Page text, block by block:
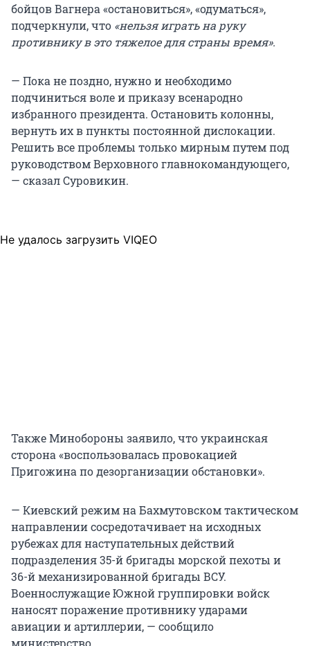
бойцов Вагнера «остановиться», «одуматься»,
подчеркнули, что «нельзя играть на руку
противнику в это тяжелое для страны время».
— Пока не поздно, нужно и необходимо
подчиниться воле и приказу всенародно
избранного президента. Остановить колонны,
вернуть их в пункты постоянной дислокации.
Решить все проблемы только мирным путем под
руководством Верховного главнокомандующего,
— сказал Суровикин.
Не удалось загрузить VIQEO
Также Минобороны заявило, что украинская
сторона «воспользовалась провокацией
Пригожина по дезорганизации обстановки».
— Киевский режим на Бахмутовском тактическом
направлении сосредотачивает на исходных
рубежах для наступательных действий
подразделения 35-й бригады морской пехоты и
36-й механизированной бригады ВСУ.
Военнослужащие Южной группировки войск
наносят поражение противнику ударами
авиации и артиллерии, — сообщило
министерство.